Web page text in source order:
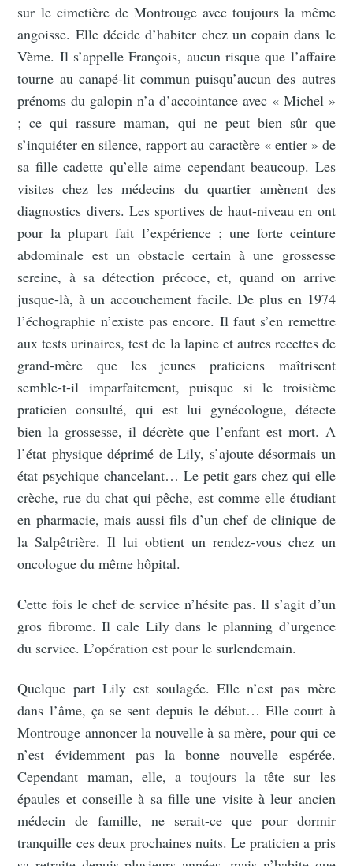
sur le cimetière de Montrouge avec toujours la même
angoisse. Elle décide d’habiter chez un copain dans le
Vème. Il s’appelle François, aucun risque que l’affaire
tourne au canapé-lit commun puisqu’aucun des autres
prénoms du galopin n’a d’accointance avec « Michel »
; ce qui rassure maman, qui ne peut bien sûr que
s’inquiéter en silence, rapport au caractère « entier » de
sa fille cadette qu’elle aime cependant beaucoup. Les
visites chez les médecins du quartier amènent des
diagnostics divers. Les sportives de haut-niveau en ont
pour la plupart fait l’expérience ; une forte ceinture
abdominale est un obstacle certain à une grossesse
sereine, à sa détection précoce, et, quand on arrive
jusque-là, à un accouchement facile. De plus en 1974
l’échographie n’existe pas encore. Il faut s’en remettre
aux tests urinaires, test de la lapine et autres recettes de
grand-mère que les jeunes praticiens maîtrisent
semble-t-il imparfaitement, puisque si le troisième
praticien consulté, qui est lui gynécologue, détecte
bien la grossesse, il décrète que l’enfant est mort. A
l’état physique déprimé de Lily, s’ajoute désormais un
état psychique chancelant… Le petit gars chez qui elle
crèche, rue du chat qui pêche, est comme elle étudiant
en pharmacie, mais aussi fils d’un chef de clinique de
la Salpêtrière. Il lui obtient un rendez-vous chez un
oncologue du même hôpital.
Cette fois le chef de service n’hésite pas. Il s’agit d’un
gros fibrome. Il cale Lily dans le planning d’urgence
du service. L’opération est pour le surlendemain.
Quelque part Lily est soulagée. Elle n’est pas mère
dans l’âme, ça se sent depuis le début… Elle court à
Montrouge annoncer la nouvelle à sa mère, pour qui ce
n’est évidemment pas la bonne nouvelle espérée.
Cependant maman, elle, a toujours la tête sur les
épaules et conseille à sa fille une visite à leur ancien
médecin de famille, ne serait-ce que pour dormir
tranquille ces deux prochaines nuits. Le praticien a pris